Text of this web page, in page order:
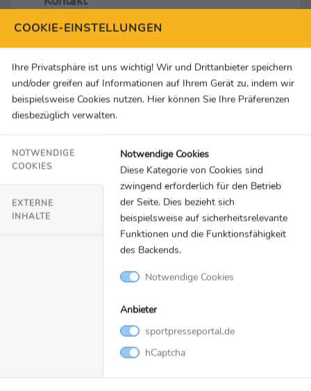
+49 2234-6000-0
+49 2234-6000-150
pressestelle@dbs-npc.de
Social Media & Links
Zurück zur Meldung
COOKIE-EINSTELLUNGEN
Ihre Privatsphäre ist uns wichtig! Wir und Drittanbieter speichern
und/oder greifen auf Informationen auf Ihrem Gerät zu, indem wir
beispielsweise Cookies nutzen. Hier können Sie Ihre Präferenzen
diesbezüglich verwalten.
NOTWENDIGE
COOKIES
EXTERNE
INHALTE
Notwendige Cookies
Diese Kategorie von Cookies sind
zwingend erforderlich für den Betrieb
der Seite. Dies bezieht sich
beispielsweise auf sicherheitsrelevante
Funktionen und die Funktionsfähigkeit
des Backends.
Notwendige Cookies
Anbieter
sportpresseportal.de
hCaptcha